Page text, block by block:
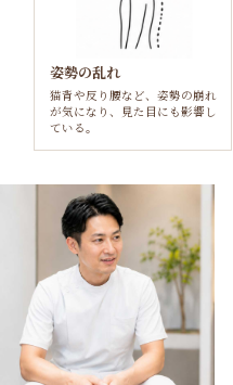
姿勢の乱れ
猫背や反り腰など、姿勢の崩れ
が気になり、見た目にも影響し
ている。